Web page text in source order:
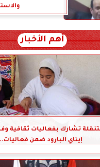
أهم الأخبار
تشارك بفعاليات ثقافية
إيتاي البارود ضمن